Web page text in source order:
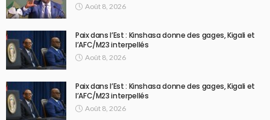
Août 8, 2026
Paix dans l’Est : Kinshasa donne des gages, Kigali et
l’AFC/M23 interpellés
Août 8, 2026
Paix dans l’Est : Kinshasa donne des gages, Kigali et
l’AFC/M23 interpellés
Août 8, 2026